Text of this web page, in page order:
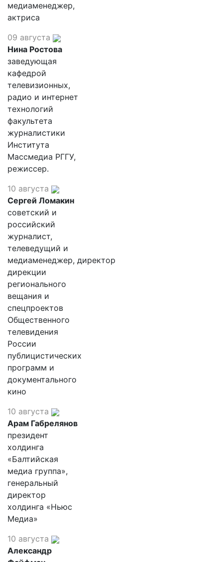
медиаменеджер,
актриса
09 августа
Нина Ростова
заведующая
кафедрой
телевизионных,
радио и интернет
технологий
факультета
журналистики
Института
Массмедиа РГГУ,
режиссер.
10 августа
Сергей Ломакин
советский и
российский
журналист,
телеведущий и
медиаменеджер, директор
дирекции
регионального
вещания и
спецпроектов
Общественного
телевидения
России
публицистических
программ и
документального
кино
10 августа
Арам Габрелянов
президент
холдинга
«Балтийская
медиа группа»,
генеральный
директор
холдинга «Ньюс
Медиа»
10 августа
Александр